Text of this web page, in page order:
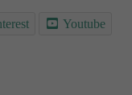
Youtube